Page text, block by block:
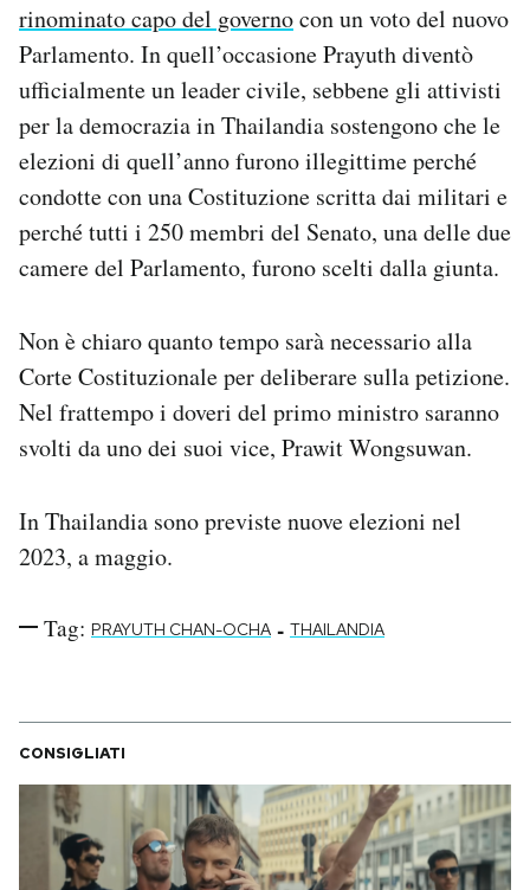
rinominato capo del governocon un voto del nuovo
Parlamento. In quell’occasione Prayuth diventò
ufficialmente un leader civile, sebbene gli attivisti
per la democrazia in Thailandia sostengono che le
elezioni di quell’anno furono illegittime perché
condotte con una Costituzione scritta dai militari e
perché tutti i 250 membri del Senato, una delle due
camere del Parlamento, furono scelti dalla giunta.
Non è chiaro quanto tempo sarà necessario alla
Corte Costituzionale per deliberare sulla petizione.
Nel frattempo i doveri del primo ministro saranno
svolti da uno dei suoi vice, Prawit Wongsuwan.
In Thailandia sono previste nuove elezioni nel
2023, a maggio.
Tag: PRAYUTH CHAN-OCHA - THAILANDIA
CONSIGLIATI